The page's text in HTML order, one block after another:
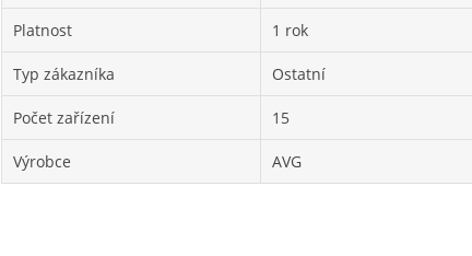
Platnost 1 rok
Typ zákazníka Ostatní
Počet zařízení 15
Výrobce AVG